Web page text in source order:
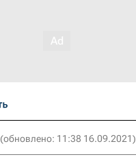
(обновлено: 11:38 16.09.2021)